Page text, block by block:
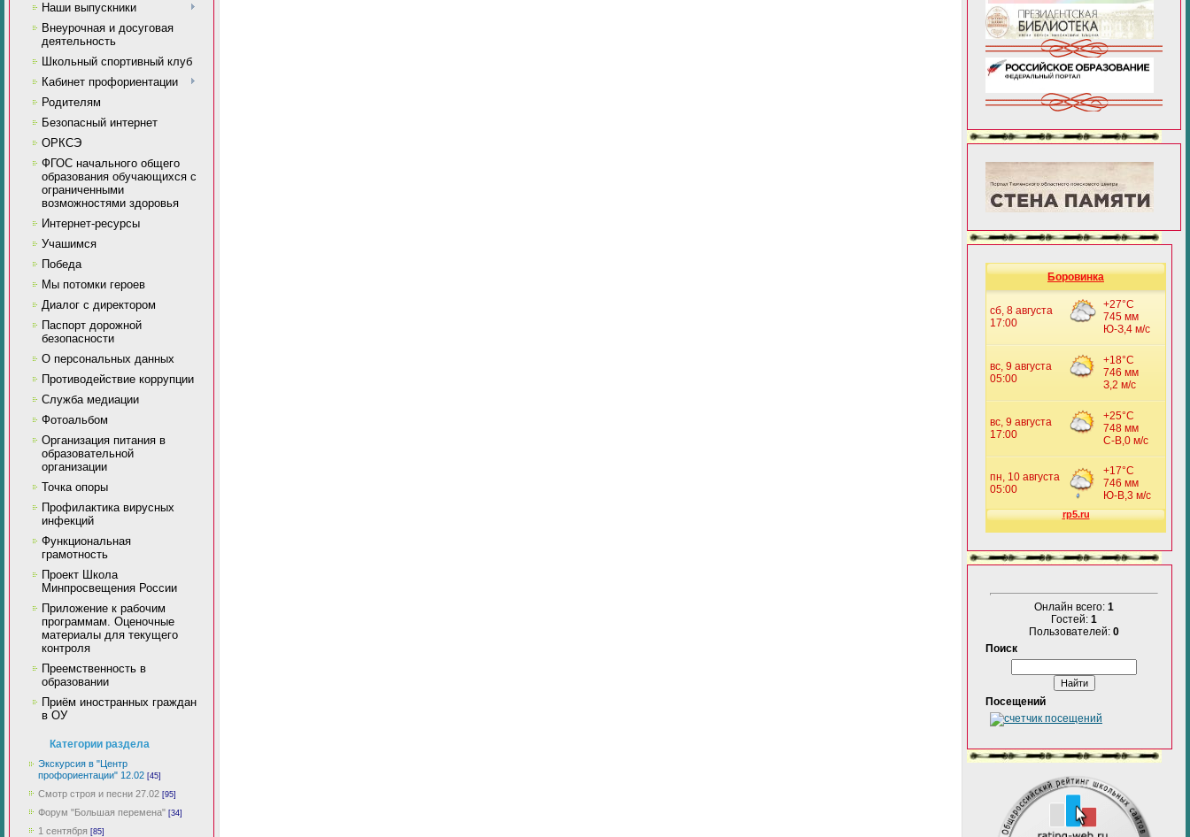
Наши выпускники
Внеурочная и досуговая
деятельность
Школьный спортивный клуб
Кабинет профориентации
Родителям
Безопасный интернет
ОРКСЭ
ФГОС начального общего
образования обучающихся с
ограниченными
возможностями здоровья
Интернет-ресурсы
Учашимся
Победа
Мы потомки героев
Диалог с директором
Паспорт дорожной
безопасности
О персональных данных
Противодействие коррупции
Служба медиации
Фотоальбом
Организация питания в
образовательной
организации
Точка опоры
Профилактика вирусных
инфекций
Функциональная
грамотность
Проект Школа
Минпросвещения России
Приложение к рабочим
программам. Оценочные
материалы для текущего
контроля
Преемственность в
образовании
Приём иностранных граждан
в ОУ
Категории раздела
Экскурсия в "Центр
профориентации" 12.02 [45]
Смотр строя и песни 27.02 [95]
Форум "Большая перемена" [34]
1 сентября [85]
Боровинка
Онлайн всего: 1
Гостей: 1
Пользователей: 0
Поиск
Посещений